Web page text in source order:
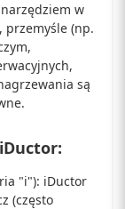
w
przemyśle (np.
są
"i"): iDuctor
(często